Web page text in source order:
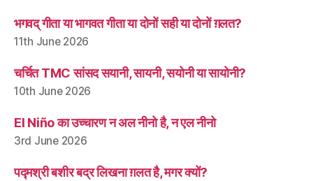
भगवद् गीता या भागवत गीता या दोनों सही या दोनों ग़लत?
11th June 2026
चर्चित TMC सांसद सयानी, सायनी, सयोनी या सायोनी?
10th June 2026
El Niño का उच्चारण न अल नीनो है, न एल नीनो
3rd June 2026
पद्मश्री बशीर बद्र लिखना ग़लत है, मगर क्यों?